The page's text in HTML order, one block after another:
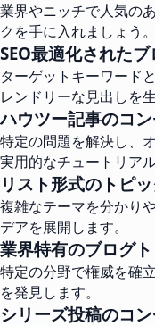
業界やニッチで人気の
クを手に入れましょう。
SEO最適化された
ターゲットキーワード
レンドリーな見出しを
ハウツー記事のコ
特定の問題を解決し、
実用的なチュートリア
リスト形式のトピ
複雑なテーマを分かり
デアを展開します。
業界特有のブログ
特定の分野で権威を確
を発見します。
シリーズ投稿のコ